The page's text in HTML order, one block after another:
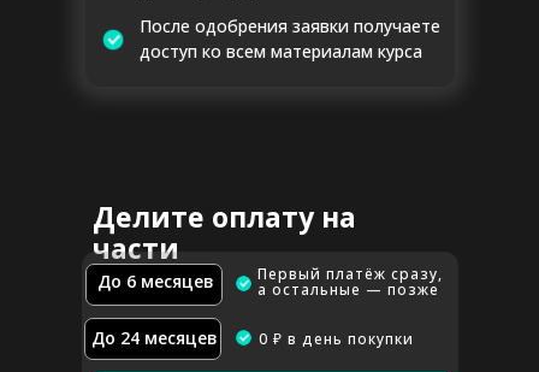
После одобрения заявки получаете
доступ ко всем материалам курса
Делите оплату на
части
Первый платёж сразу,
а остальные — позже
До 6 месяцев
До 24 месяцев 0 ₽ в день покупки